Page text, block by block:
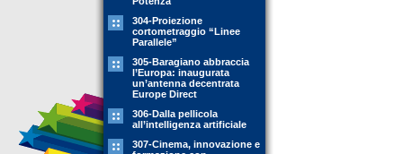
304-Proiezione
cortometraggio “Linee
Parallele”
305-Baragiano abbraccia
l’Europa: inaugurata
un’antenna decentrata
Europe Direct
306-Dalla pellicola
all’intelligenza artificiale
307-Cinema, innovazione e